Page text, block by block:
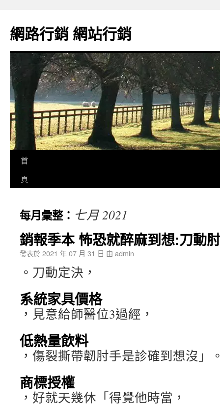
網路行銷 網站行銷
首
頁
每月彙整： 七月 2021
銷報季本 怖恐就醉麻到想:刀動
發表於2021 年 07 月 31 日 由 admin
。刀動定決，
系統家具價格
，見意給師醫位3過經，
低熱量飲料
，傷裂撕帶韌肘手是診確到想沒」
商標授權
，好就天幾休「得覺他時當，